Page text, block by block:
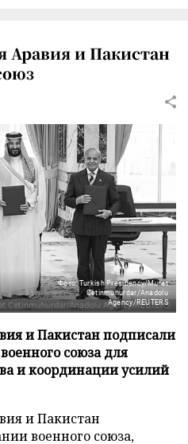
Аравия и Пакистан
Фото: Turkish Presidency/Murat
Cetinmuhurdar/Anadolu
Agency/REUTERS
и Пакистан подписали
союза для
и координации усилий
и Пакистан
военного союза,